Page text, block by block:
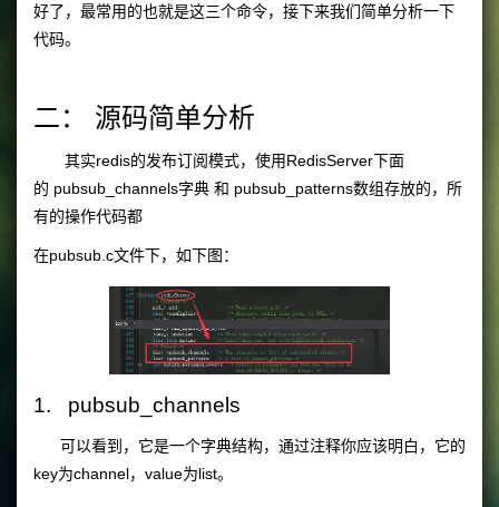
好了，最常用的也就是这三个命令，接下来我们简单分析一下
代码。
二： 源码简单分析
其实redis的发布订阅模式，使用RedisServer下面
的 pubsub_channels字典 和 pubsub_patterns数组存放的，所
有的操作代码都
在pubsub.c文件下，如下图：
1. pubsub_channels
可以看到，它是一个字典结构，通过注释你应该明白，它的
key为channel，value为list。